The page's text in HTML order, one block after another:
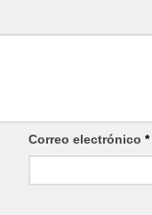
Correo electrónico*